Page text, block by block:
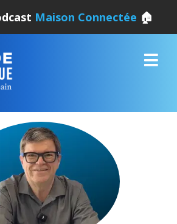
Maison Connectée 🏠